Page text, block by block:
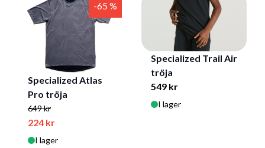
-65 %
Specialized Atlas
Pro tröja
649 kr
224 kr
I lager
Specialized Trail Air
tröja
549 kr
I lager